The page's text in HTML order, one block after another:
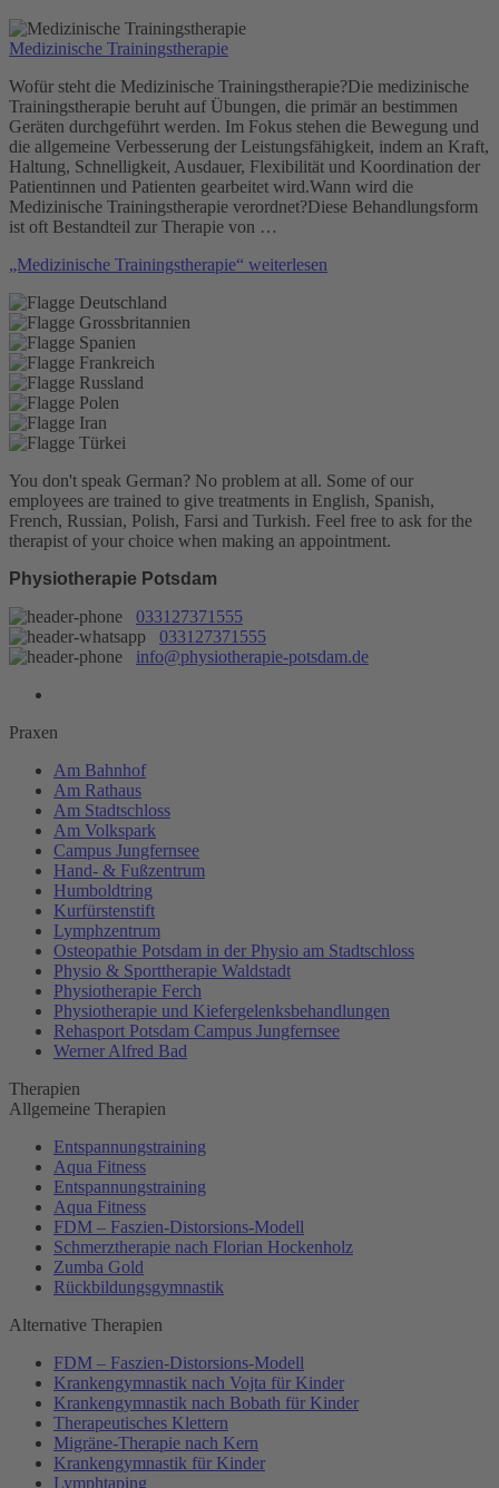
Medizinische Trainingstherapie
Wofür steht die Medizinische Trainingstherapie?Die medizinische
Trainingstherapie beruht auf Übungen, die primär an bestimmen
Geräten durchgeführt werden. Im Fokus stehen die Bewegung und
die allgemeine Verbesserung der Leistungsfähigkeit, indem an Kraft,
Haltung, Schnelligkeit, Ausdauer, Flexibilität und Koordination der
Patientinnen und Patienten gearbeitet wird.Wann wird die
Medizinische Trainingstherapie verordnet?Diese Behandlungsform
ist oft Bestandteil zur Therapie von …
„Medizinische Trainingstherapie“ weiterlesen
You don't speak German? No problem at all. Some of our
employees are trained to give treatments in English, Spanish,
French, Russian, Polish, Farsi and Turkish. Feel free to ask for the
therapist of your choice when making an appointment.
Physiotherapie Potsdam
033127371555
033127371555
info@physiotherapie-potsdam.de
Praxen
Am Bahnhof
Am Rathaus
Am Stadtschloss
Am Volkspark
Campus Jungfernsee
Hand- & Fußzentrum
Humboldtring
Kurfürstenstift
Lymphzentrum
Osteopathie Potsdam in der Physio am Stadtschloss
Physio & Sporttherapie Waldstadt
Physiotherapie Ferch
Physiotherapie und Kiefergelenksbehandlungen
Rehasport Potsdam Campus Jungfernsee
Werner Alfred Bad
Therapien
Allgemeine Therapien
Entspannungstraining
Aqua Fitness
Entspannungstraining
Aqua Fitness
FDM – Faszien-Distorsions-Modell
Schmerztherapie nach Florian Hockenholz
Zumba Gold
Rückbildungsgymnastik
Alternative Therapien
FDM – Faszien-Distorsions-Modell
Krankengymnastik nach Vojta für Kinder
Krankengymnastik nach Bobath für Kinder
Therapeutisches Klettern
Migräne-Therapie nach Kern
Krankengymnastik für Kinder
Lymphtaping